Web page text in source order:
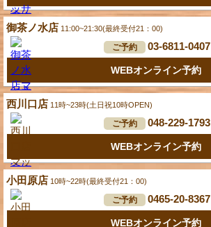
御茶ノ水店 11:00~21:30(最終受付21：00)
ご予約 03-6811-0407
WEBオンライン予約
西川口店 11時~23時(土日祝10時OPEN)
ご予約 048-229-1793
WEBオンライン予約
小田原店 10時~22時(最終受付21：00)
ご予約 0465-20-8367
WEBオンライン予約